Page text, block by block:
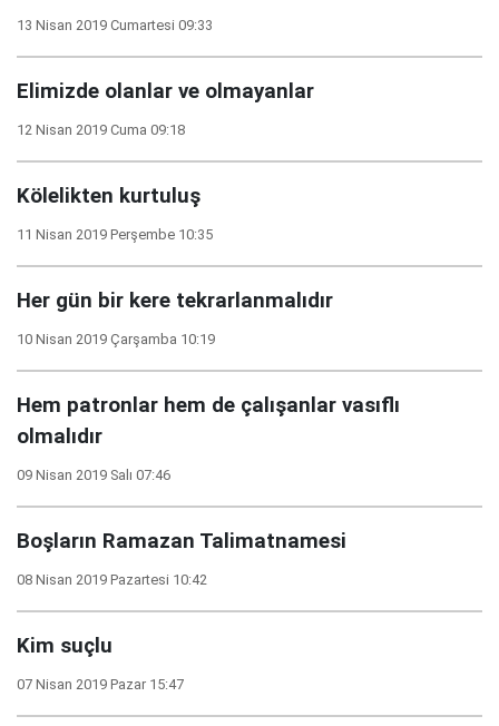
13 Nisan 2019 Cumartesi 09:33
Elimizde olanlar ve olmayanlar
12 Nisan 2019 Cuma 09:18
Kölelikten kurtuluş
11 Nisan 2019 Perşembe 10:35
Her gün bir kere tekrarlanmalıdır
10 Nisan 2019 Çarşamba 10:19
Hem patronlar hem de çalışanlar vasıflı
olmalıdır
09 Nisan 2019 Salı 07:46
Boşların Ramazan Talimatnamesi
08 Nisan 2019 Pazartesi 10:42
Kim suçlu
07 Nisan 2019 Pazar 15:47